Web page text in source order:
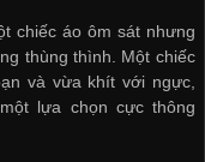
chiếc áo ôm sát nhưng
thùng thình. Một chiếc
và vừa khít với ngực,
lựa chọn cực thông